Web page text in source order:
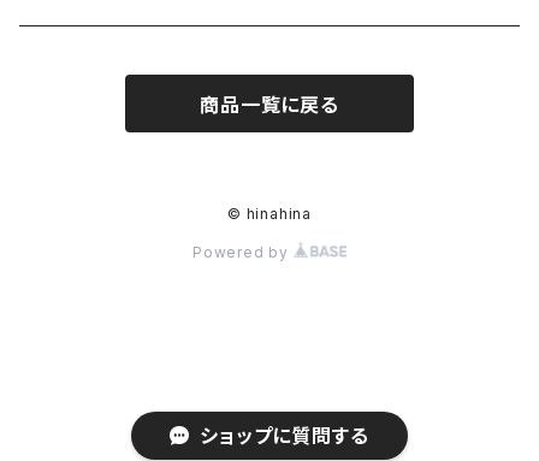
ショップに質問する
商品一覧に戻る
© hinahina
Powered by